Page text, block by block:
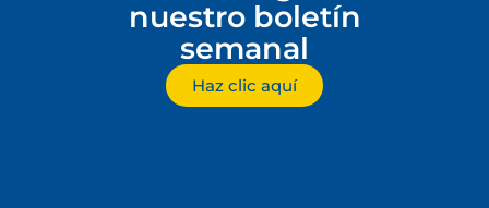
nuestro boletín
semanal
Haz clic aquí